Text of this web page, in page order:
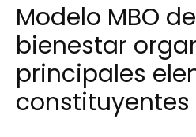
Modelo MBO
bienestar
principales
constituyentes